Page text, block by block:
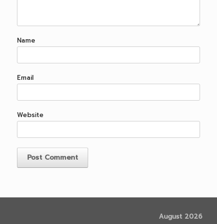
Name
Email
Website
August 2026